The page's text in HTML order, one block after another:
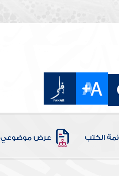
الكتب عرض موضوعي